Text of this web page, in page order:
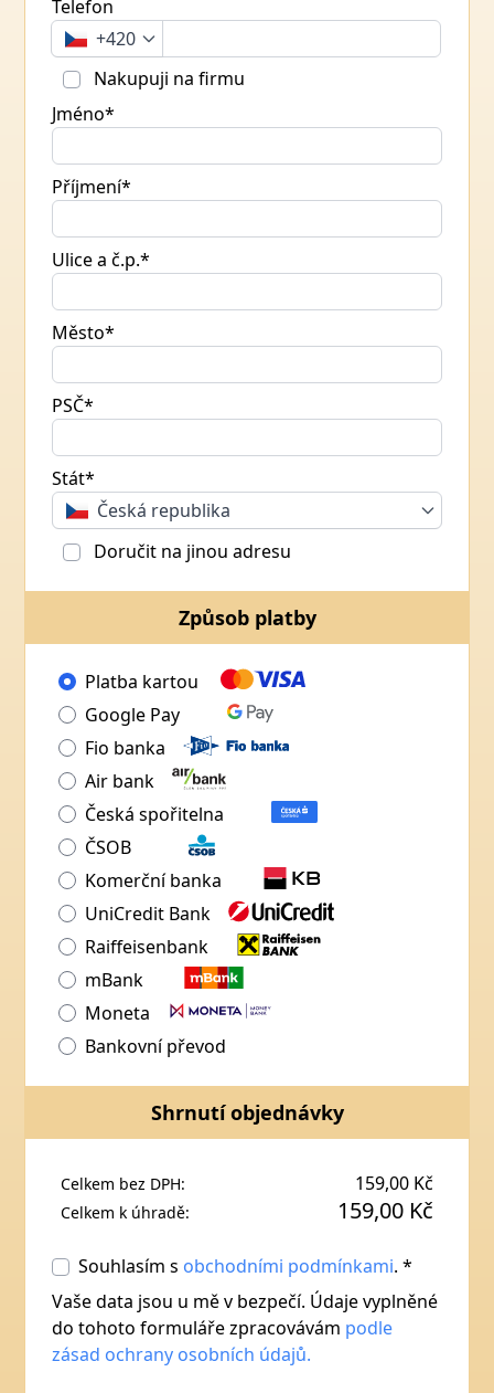
Telefon
+420
Nakupuji na firmu
Jméno*
Příjmení*
Ulice a č.p.*
Město*
PSČ*
Stát*
Česká republika
Doručit na jinou adresu
Způsob platby
Platba kartou
Google Pay
Fio banka
Air bank
Česká spořitelna
ČSOB
Komerční banka
UniCredit Bank
Raiffeisenbank
mBank
Moneta
Bankovní převod
Shrnutí objednávky
Celkem bez DPH: 159,00 Kč
Celkem k úhradě: 159,00 Kč
Souhlasím s obchodními podmínkami. *
Vaše data jsou u mě v bezpečí. Údaje vyplněné
do tohoto formuláře zpracovávám podle
zásad ochrany osobních údajů.